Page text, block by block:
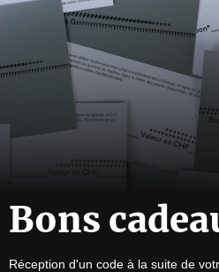
Bons
Réception d'un code à la suite de